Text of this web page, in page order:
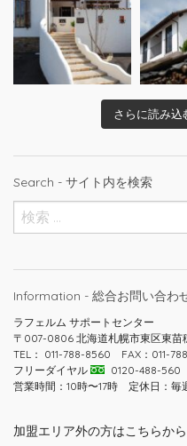
さらに読み込
Search - サイト内を検索
Information - 総合お問い合わ
ラフェルム サポートセンター
〒007-0806 北海道札幌市東区東苗
TEL： 011-788-8560 FAX：011-
フリーダイヤル
0120-488-560
営業時間：10時〜17時 定休日：毎
加盟エリア外の方はこちらか